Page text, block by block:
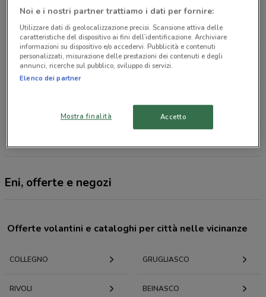
Corso Francia Ss25 Collegno
2.8 km
Corso Francia 401 401 Torino
2.9 km
Eni, offerte e negozi
Offerte volantini e cataloghi per città nelle vicinanze
COLLEGNO GRUGLIASCO
RIVOLI BEINASCO
Noi e i nostri partner trattiamo i dati per fornire:
Utilizzare dati di geolocalizzazione precisi. Scansione attiva delle
caratteristiche del dispositivo ai fini dell’identificazione. Archiviare
informazioni su dispositivo e/o accedervi. Pubblicità e contenuti
personalizzati, misurazione delle prestazioni dei contenuti e degli
annunci, ricerche sul pubblico, sviluppo di servizi.
Elenco dei partner
Mostra finalità Accetto